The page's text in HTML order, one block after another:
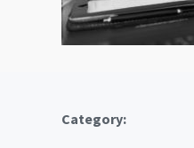
Category: